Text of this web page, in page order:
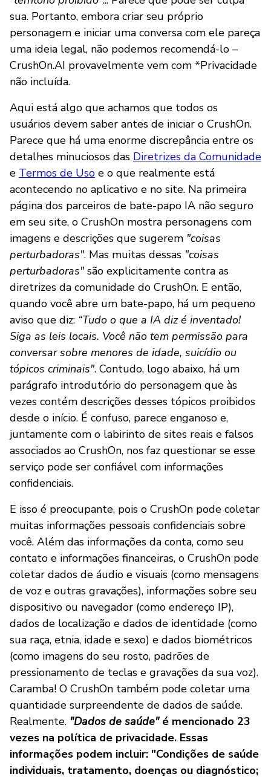
sua. Portanto, embora criar seu próprio
personagem e iniciar uma conversa com ele pareça
uma ideia legal, não podemos recomendá-lo –
CrushOn.AI provavelmente vem com *Privacidade
não incluída.
Aqui está algo que achamos que todos os
usuários devem saber antes de iniciar o CrushOn.
Parece que há uma enorme discrepância entre os
detalhes minuciosos das Diretrizes da Comunidade
e Termos de Uso e o que realmente está
acontecendo no aplicativo e no site. Na primeira
página dos parceiros de bate-papo IA não seguro
em seu site, o CrushOn mostra personagens com
imagens e descrições que sugerem "coisas
perturbadoras". Mas muitas dessas "coisas
perturbadoras"são explicitamente contra as
diretrizes da comunidade do CrushOn. E então,
quando você abre um bate-papo, há um pequeno
aviso que diz: “Tudo o que a IA diz é inventado!
Siga as leis locais. Você não tem permissão para
conversar sobre menores de idade, suicídio ou
tópicos criminais". Contudo, logo abaixo, há um
parágrafo introdutório do personagem que às
vezes contém descrições desses tópicos proibidos
desde o início. É confuso, parece enganoso e,
juntamente com o labirinto de sites reais e falsos
associados ao CrushOn, nos faz questionar se esse
serviço pode ser confiável com informações
confidenciais.
E isso é preocupante, pois o CrushOn pode coletar
muitas informações pessoais confidenciais sobre
você. Além das informações da conta, como seu
contato e informações financeiras, o CrushOn pode
coletar dados de áudio e visuais (como mensagens
de voz e outras gravações), informações sobre seu
dispositivo ou navegador (como endereço IP),
dados de localização e dados de identidade (como
sua raça, etnia, idade e sexo) e dados biométricos
(como imagens do seu rosto, padrões de
pressionamento de teclas e gravações da sua voz).
Caramba! O CrushOn também pode coletar uma
quantidade surpreendente de dados de saúde.
Realmente. "Dados de saúde"é mencionado 23
vezes na política de privacidade. Essas
informações podem incluir: "Condições de saúde
individuais, tratamento, doenças ou diagnóstico;